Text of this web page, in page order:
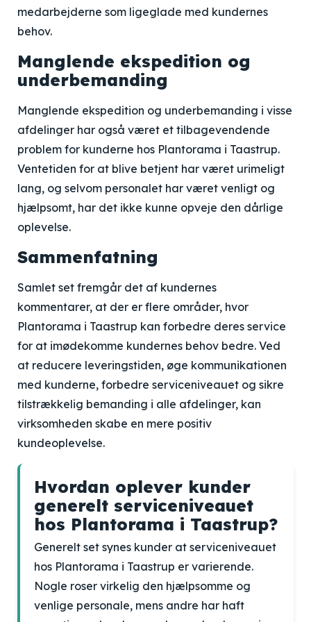
medarbejderne som ligeglade med kundernes
behov.
Manglende ekspedition og
underbemanding
Manglende ekspedition og underbemanding i visse
afdelinger har også været et tilbagevendende
problem for kunderne hos Plantorama i Taastrup.
Ventetiden for at blive betjent har været urimeligt
lang, og selvom personalet har været venligt og
hjælpsomt, har det ikke kunne opveje den dårlige
oplevelse.
Sammenfatning
Samlet set fremgår det af kundernes
kommentarer, at der er flere områder, hvor
Plantorama i Taastrup kan forbedre deres service
for at imødekomme kundernes behov bedre. Ved
at reducere leveringstiden, øge kommunikationen
med kunderne, forbedre serviceniveauet og sikre
tilstrækkelig bemanding i alle afdelinger, kan
virksomheden skabe en mere positiv
kundeoplevelse.
Hvordan oplever kunder
generelt serviceniveauet
hos Plantorama i Taastrup?
Generelt set synes kunder at serviceniveauet
hos Plantorama i Taastrup er varierende.
Nogle roser virkelig den hjælpsomme og
venlige personale, mens andre har haft